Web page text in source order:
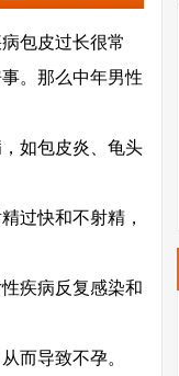
包皮过长很常
。那么中年男性
如包皮炎、龟头
过快和不射精，
疾病反复感染和
而导致不孕。